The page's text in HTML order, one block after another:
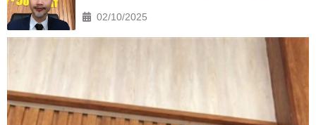
02/10/2025